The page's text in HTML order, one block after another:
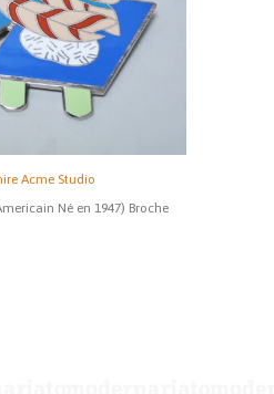
Acme Studio
Né en 1947) Broche